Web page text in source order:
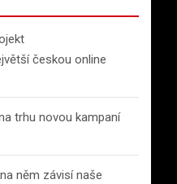
českou online
trhu novou kampaní
něm závisí naše